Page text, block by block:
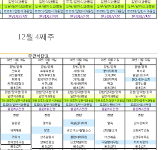
12월 4째주